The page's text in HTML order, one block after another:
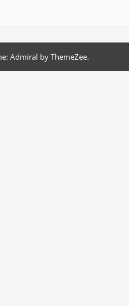
Admiral by ThemeZee.